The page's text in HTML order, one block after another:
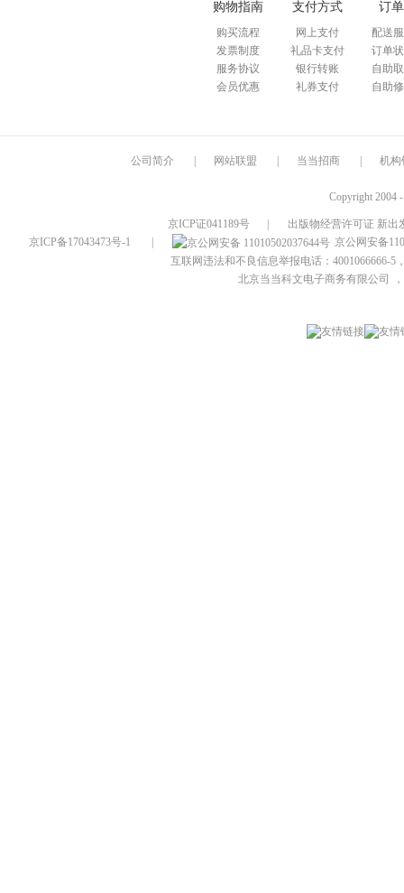
购物指南
购买流程
发票制度
服务协议
会员优惠
支付方式
网上支付
礼品卡支付
银行转账
礼券支付
订
配送
订单
自助
自助
公司简介 网站联盟 当当招商 机构
Copyright 2004
京ICP证041189号
出版物经营许可证 新出
京ICP备17043473号-1
京公网安备
互联网违法和不良信息举报电话：4001066666-5
北京当当科文电子商务有限公司